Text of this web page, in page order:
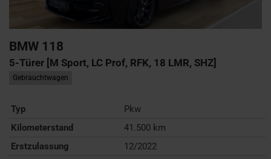
BMW 118
5-Türer [M Sport, LC Prof, RFK, 18 LMR, SHZ]
Gebrauchtwagen
Typ
Pkw
Kilometerstand
41.500 km
Erstzulassung
12/2022